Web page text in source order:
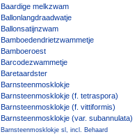
Baardige melkzwam
Ballonlangdraadwatje
Ballonsatijnzwam
Bamboedendrietzwammetje
Bamboeroest
Barcodezwammetje
Baretaardster
Barnsteenmosklokje
Barnsteenmosklokje (f. tetraspora)
Barnsteenmosklokje (f. vittiformis)
Barnsteenmosklokje (var. subannulata)
Barnsteenmosklokje sl, incl. Behaard